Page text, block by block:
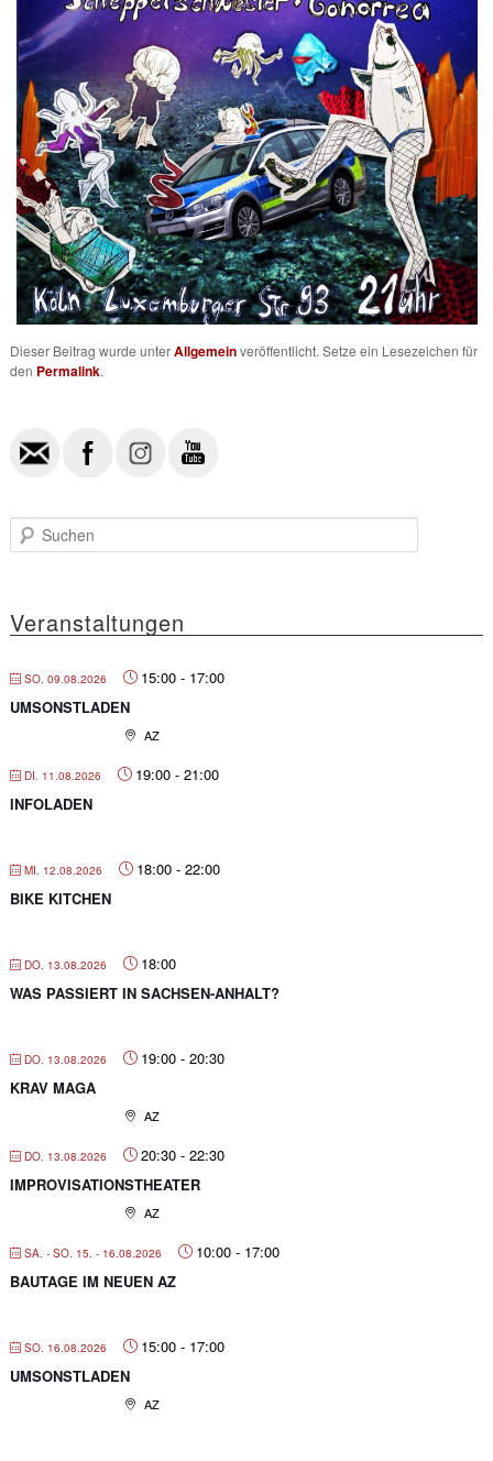
Dieser Beitrag wurde unterAllgemeinveröffentlicht. Setze ein Lesezeichen für
den Permalink.
u
e
n
Veranstaltungen
SO. 09.08.2026 15:00- 17:00
UMSONSTLADEN
AZ
DI. 11.08.2026 19:00- 21:00
INFOLADEN
MI. 12.08.2026 18:00- 22:00
BIKE KITCHEN
DO. 13.08.2026
18:00
WAS PASSIERT IN SACHSEN-ANHALT?
DO. 13.08.2026 19:00- 20:30
KRAV MAGA
AZ
DO. 13.08.2026 20:30- 22:30
IMPROVISATIONSTHEATER
AZ
SA. - SO. 15. - 16.08.2026 10:00- 17:00
BAUTAGE IM NEUEN AZ
SO. 16.08.2026 15:00- 17:00
UMSONSTLADEN
AZ